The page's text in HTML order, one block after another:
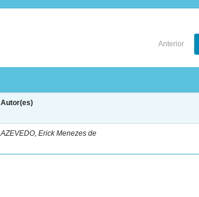
Anterior
Autor(es)
AZEVEDO, Erick Menezes de